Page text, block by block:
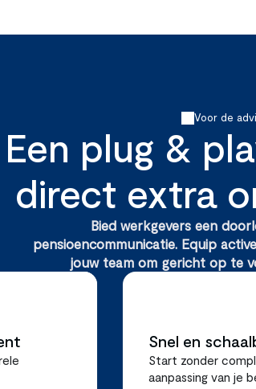
Voor de
Een plug &
direct extra
Bied werkgevers een
pensioencommunicatie. Equip
jouw team om gericht op te
Snel en
Start zonder
aanpassing van je